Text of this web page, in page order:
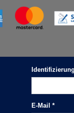
E-Mail*